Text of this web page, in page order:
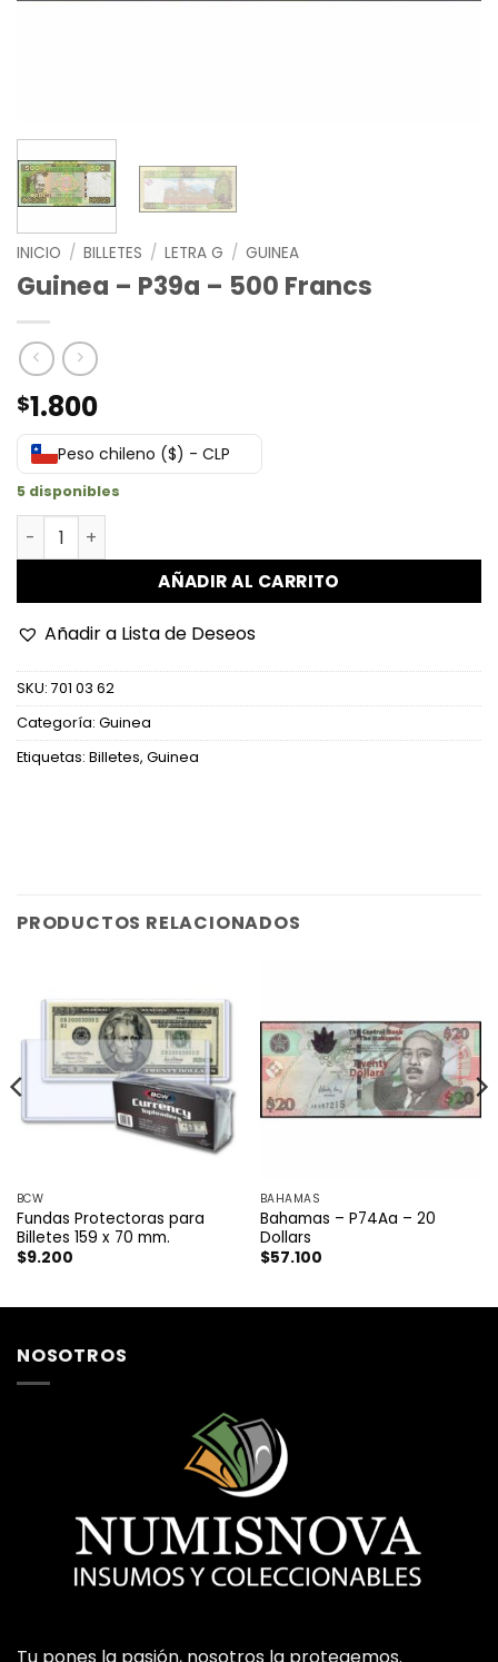
INICIO / BILLETES / LETRA G / GUINEA
Guinea – P39a – 500 Francs
$1.800
Peso chileno ($) - CLP
5 disponibles
Guinea - P39a - 500 Francs cantidad
AÑADIR AL CARRITO
Añadir a Lista de Deseos
SKU: 701 03 62
Categoría: Guinea
Etiquetas: Billetes, Guinea
PRODUCTOS RELACIONADOS
BCW
Fundas Protectoras para
Billetes 159 x 70 mm.
$9.200
BAHAMAS
Bahamas – P74Aa – 20
Dollars
$57.100
NOSOTROS